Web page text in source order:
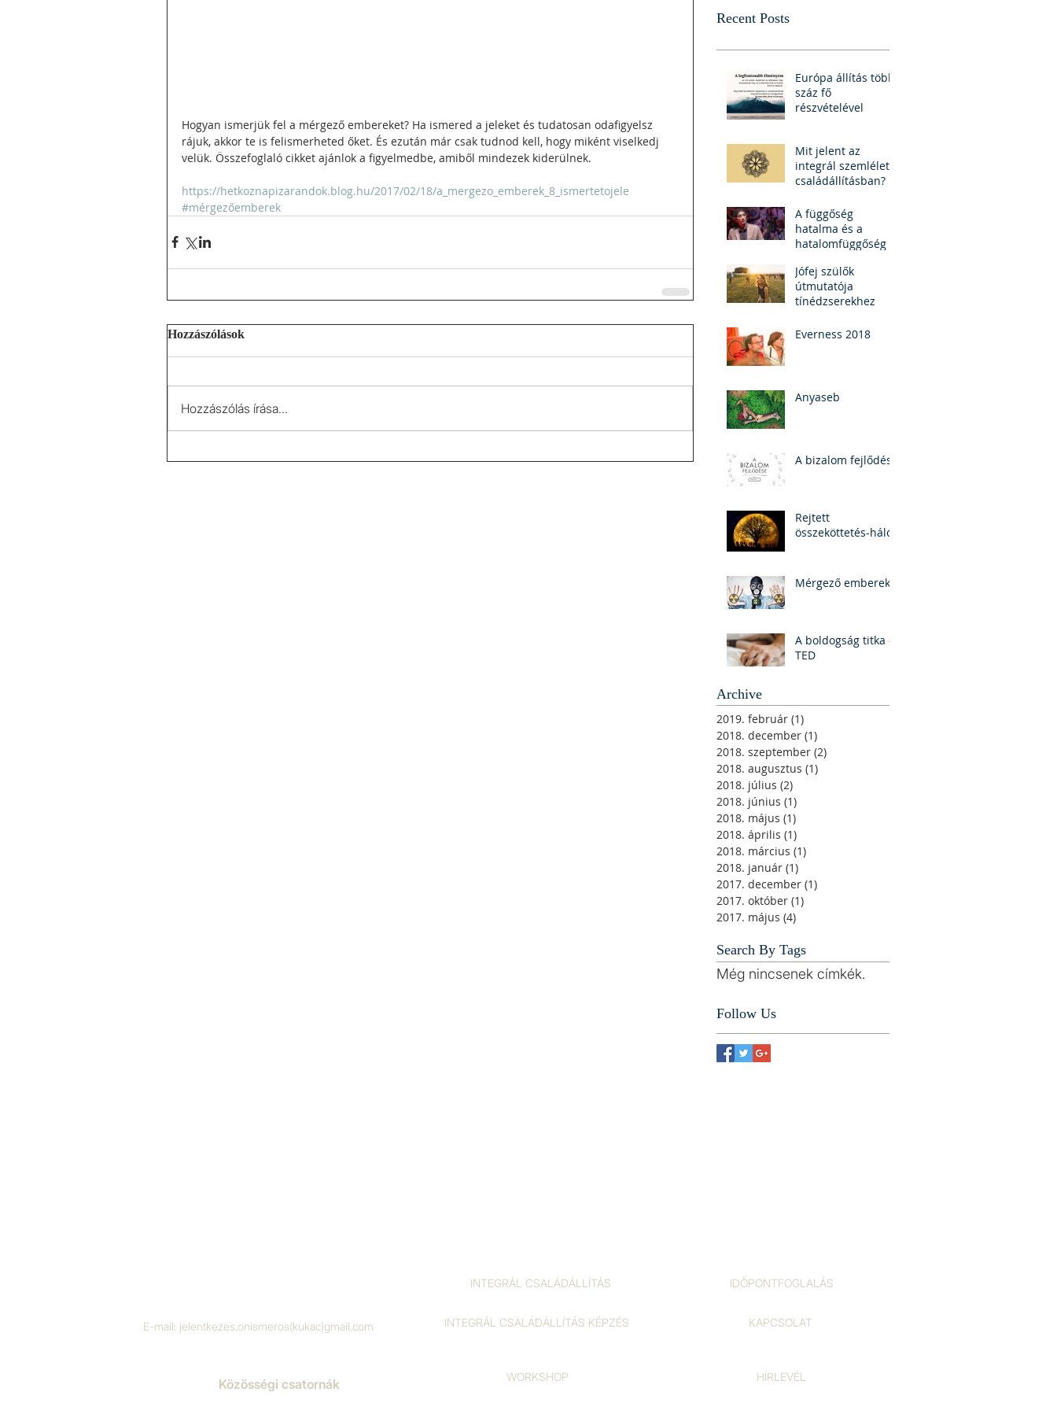
Hogyan ismerjük fel a mérgező embereket? Ha ismered a jeleket és tudatosan odafigyelsz
rájuk, akkor te is felismerheted őket. És ezután már csak tudnod kell, hogy miként viselkedj
velük. Összefoglaló cikket ajánlok a figyelmedbe, amiből mindezek kiderülnek.
https://hetkoznapizarandok.blog.hu/2017/02/18/a_mergezo_emberek_8_ismertetojele
#mérgezőemberek
Hozzászólások
Hozzászólás írása...
Recent Posts
Európa állítás több
száz fő
részvételével
Mit jelent az
integrál szemlélet a
családállításban?
A függőség
hatalma és a
hatalomfüggőség -
Gábor (felirattal)
Jófej szülők
útmutatója
tínédzserekhez
Everness 2018
Anyaseb
A bizalom fejlődése
Rejtett
összeköttetés-háló
Mérgező emberek
A boldogság titka -
TED
Archive
2019. február (1)
2018. december (1)
2018. szeptember (2)
2018. augusztus (1)
2018. július (2)
2018. június (1)
2018. május (1)
2018. április (1)
2018. március (1)
2018. január (1)
2017. december (1)
2017. október (1)
2017. május (4)
Search By Tags
Még nincsenek címkék.
Follow Us
E-mail: jelentkezes.onismeros(kukac)gmail.com
Közösségi csatornák
INTEGRÁL CSALÁDÁLLÍTÁS
INTEGRÁL CSALÁDÁLLÍTÁS KÉPZÉS
WORKSHOP
IDŐPONTFOGLALÁS
KAPCSOLAT
HÍRLEVÉL